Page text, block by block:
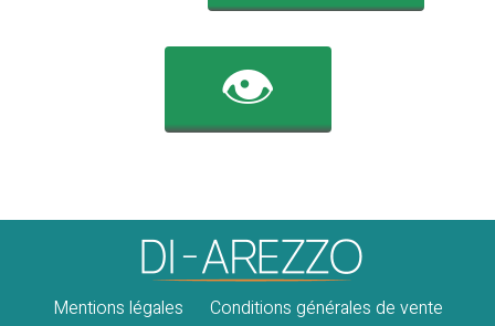
👁️
Mentions légales Conditions générales de vente